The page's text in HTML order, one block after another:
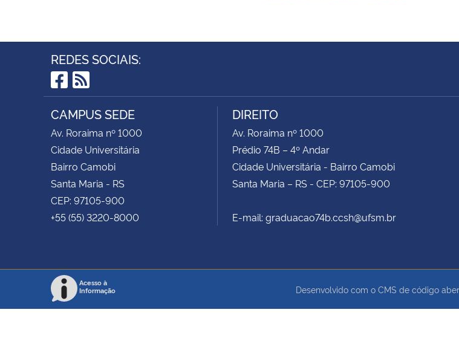
REDES SOCIAIS:
Facebook
RSS
CAMPUS SEDE
Av. Roraima nº 1000
Cidade Universitária
Bairro Camobi
Santa Maria - RS
CEP: 97105-900
+55 (55) 3220-8000
DIREITO
Av. Roraima nº 1000
Prédio 74B – 4º Andar
Cidade Universitária - Bairro Camobi
Santa Maria – RS - CEP: 97105-900
E-mail: graduacao74b.ccsh@ufsm.br
Acesso à
Informação
Desenvolvido com o CMS de código